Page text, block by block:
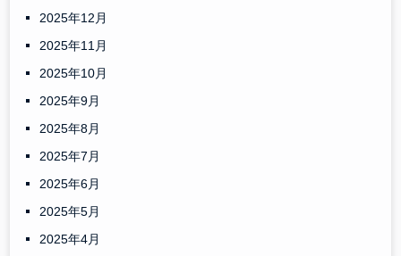
2025年12月
2025年11月
2025年10月
2025年9月
2025年8月
2025年7月
2025年6月
2025年5月
2025年4月